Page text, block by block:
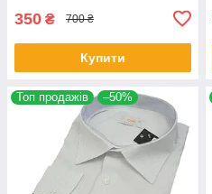
350 ₴ 700 ₴
Купити
Топ продажів –50%